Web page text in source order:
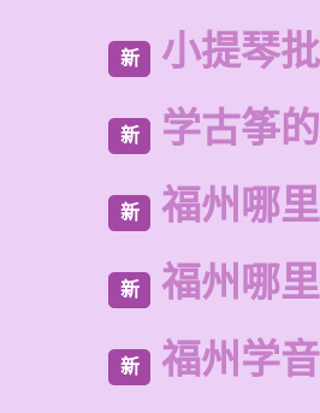
新 小提琴
新 学古筝
新 福州哪
新 福州哪
新 福州学